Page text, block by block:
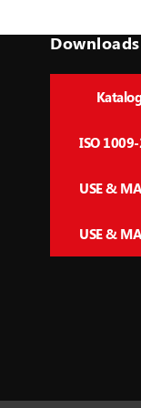
Downloads
ISO
USE &
USE &